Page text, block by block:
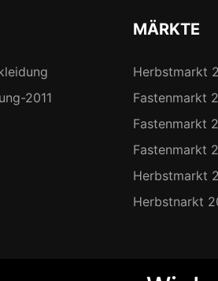
2011
MÄRKTE
Herbstmarkt
Fastenmarkt
Fastenmarkt
Fastenmarkt
Herbstmarkt
Herbstnarkt